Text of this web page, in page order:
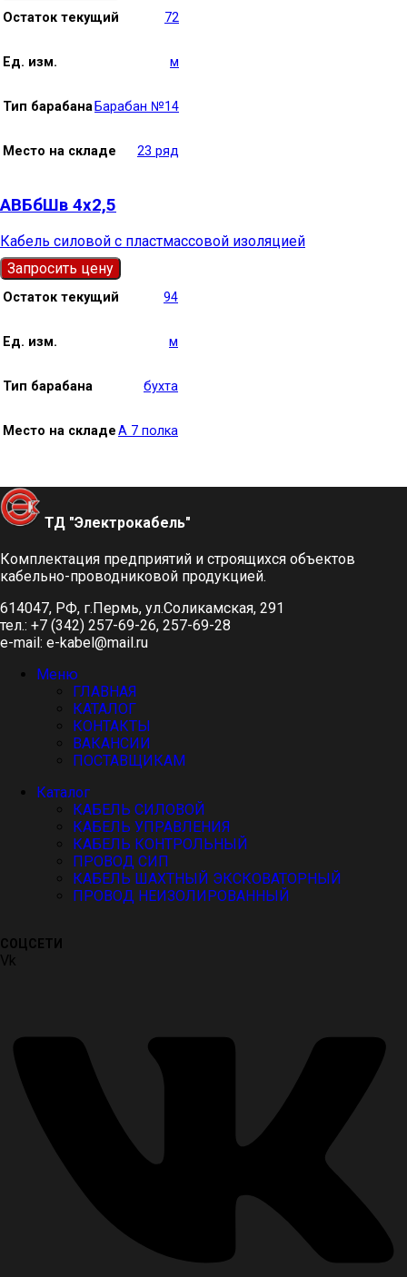
Остаток текущий 72
Ед. изм. м
Тип барабана Барабан №14
Место на складе 23 ряд
АВБбШв 4х2,5
Кабель силовой с пластмассовой изоляцией
Запросить цену
Остаток текущий 94
Ед. изм. м
Тип барабана бухта
Место на складеА 7 полка
ТД "Электрокабель"​
Комплектация предприятий и строящихся объектов
кабельно-проводниковой продукцией.
614047, РФ, г.Пермь, ул.Соликамская, 291
тел.: +7 (342) 257-69-26, 257-69-28
e-mail: e-kabel@mail.ru
Меню
ГЛАВНАЯ
КАТАЛОГ
КОНТАКТЫ
ВАКАНСИИ
ПОСТАВЩИКАМ
Каталог
КАБЕЛЬ СИЛОВОЙ
КАБЕЛЬ УПРАВЛЕНИЯ
КАБЕЛЬ КОНТРОЛЬНЫЙ
ПРОВОД СИП
КАБЕЛЬ ШАХТНЫЙ ЭКСКОВАТОРНЫЙ
ПРОВОД НЕИЗОЛИРОВАННЫЙ
СОЦСЕТИ
Vk